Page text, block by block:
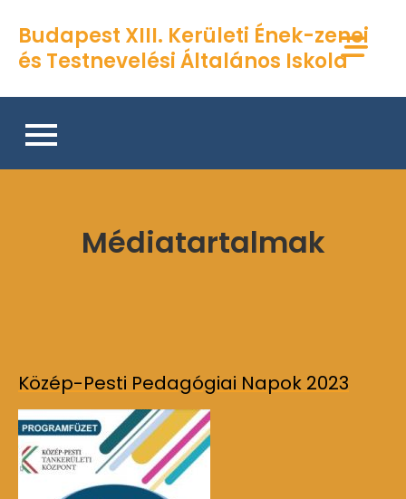
content
Budapest XIII. Kerületi Ének-zenei
és Testnevelési Általános Iskola
Médiatartalmak
Közép-Pesti Pedagógiai Napok 2023